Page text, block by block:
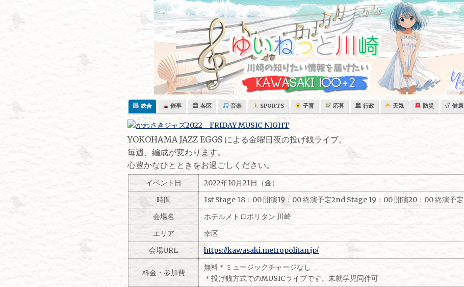
content
総合 催事 🏛 各区 音楽 SPORTS 子育 応募 🏛 行政 天気 防災 健康
YOKOHAMA JAZZ EGGS による金曜日夜の投げ銭ライブ。
毎週、編成が変わります。
心豊かなひとときをお過ごしください。
イベント日
2022年10月21日（金）
時間
1st Stage 18：00 開演19：00 終演予定2nd Stage 19：00 開演20：00 終演予定
会場名
ホテルメトロポリタン 川崎
エリア
幸区
会場URL
https://kawasaki.metropolitan.jp/
料金・参加費
無料＊ミュージックチャージなし
＊投げ銭方式でのMUSICライブです。未就学児同伴可